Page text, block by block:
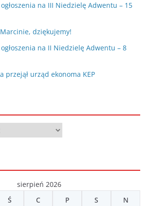
na III Niedzielę Adwentu – 15
dziękujemy!
na II Niedzielę Adwentu – 8
przejął urząd ekonoma KEP
sierpień 2026
Ś C P S N